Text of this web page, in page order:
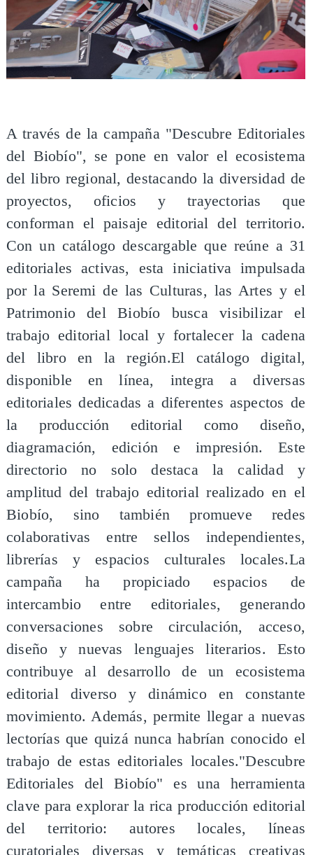
A través de la campaña "Descubre Editoriales
del Biobío", se pone en valor el ecosistema
del libro regional, destacando la diversidad de
proyectos, oficios y trayectorias que
conforman el paisaje editorial del territorio.
Con un catálogo descargable que reúne a 31
editoriales activas, esta iniciativa impulsada
por la Seremi de las Culturas, las Artes y el
Patrimonio del Biobío busca visibilizar el
trabajo editorial local y fortalecer la cadena
del libro en la región.El catálogo digital,
disponible en línea, integra a diversas
editoriales dedicadas a diferentes aspectos de
la producción editorial como diseño,
diagramación, edición e impresión. Este
directorio no solo destaca la calidad y
amplitud del trabajo editorial realizado en el
Biobío, sino también promueve redes
colaborativas entre sellos independientes,
librerías y espacios culturales locales.La
campaña ha propiciado espacios de
intercambio entre editoriales, generando
conversaciones sobre circulación, acceso,
diseño y nuevas lenguajes literarios. Esto
contribuye al desarrollo de un ecosistema
editorial diverso y dinámico en constante
movimiento. Además, permite llegar a nuevas
lectorías que quizá nunca habrían conocido el
trabajo de estas editoriales locales."Descubre
Editoriales del Biobío" es una herramienta
clave para explorar la rica producción editorial
del territorio: autores locales, líneas
curatoriales diversas y temáticas creativas